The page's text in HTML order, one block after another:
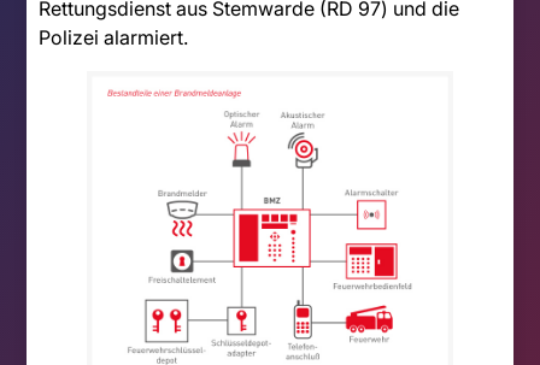
Rettungsdienst aus Stemwarde (RD 97) und die
Polizei alarmiert.